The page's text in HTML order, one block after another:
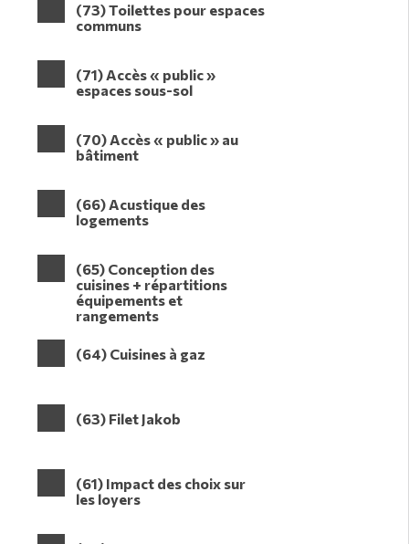
(73) Toilettes pour espaces
communs
(71) Accès « public »
espaces sous-sol
(70) Accès « public » au
bâtiment
(66) Acustique des
logements
(65) Conception des
cuisines + répartitions
équipements et
rangements
(64) Cuisines à gaz
(63) Filet Jakob
(61) Impact des choix sur
les loyers